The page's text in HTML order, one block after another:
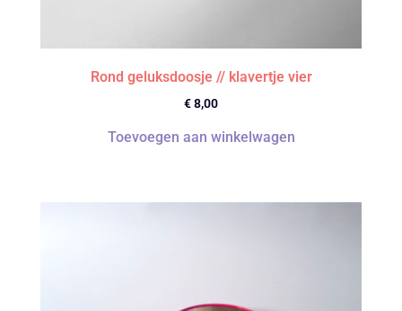
Rond geluksdoosje // klavertje vier
€8,00
Toevoegen aan winkelwagen